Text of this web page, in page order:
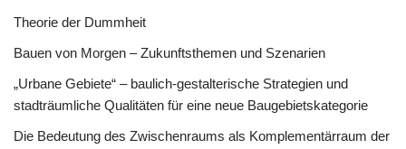
Theorie der Dummheit
Bauen von Morgen – Zukunftsthemen und Szenarien
„Urbane Gebiete“ – baulich-gestalterische Strategien und
stadträumliche Qualitäten für eine neue Baugebietskategorie
Die Bedeutung des Zwischenraums als Komplementärraum der